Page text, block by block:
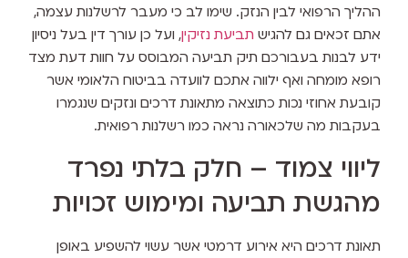
ההליך הרפואי לבין הנזק. שימו לב כי מעבר לרשלנות עצמה,
אתם זכאים גם להגישתביעת נזיקין, ועל כן עורך דין בעל ניסיון
ידע לבנות בעבורכם תיק תביעה המבוסס על חוות דעת מצד
רופא מומחה ואף ילווה אתכם לוועדה בביטוח הלאומי אשר
קובעת אחוזי נכות כתוצאה מתאונת דרכים ונזקים שנגמרו
בעקבות מה שלכאורה נראה כמו רשלנות רפואית.
ליווי צמוד – חלק בלתי נפרד
מהגשת תביעה ומימוש זכויות
תאונת דרכים היא אירוע דרמטי אשר עשוי להשפיע באופן